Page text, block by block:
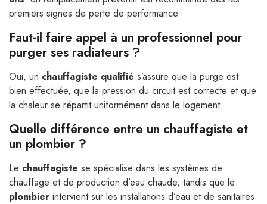
premiers signes de perte de performance.
Faut-il faire appel à un professionnel pour
purger ses radiateurs ?
Oui, un chauffagiste qualifié s’assure que la purge est
bien effectuée, que la pression du circuit est correcte et que
la chaleur se répartit uniformément dans le logement.
Quelle différence entre un chauffagiste et
un plombier ?
Le chauffagiste se spécialise dans les systèmes de
chauffage et de production d’eau chaude, tandis que le
plombier intervient sur les installations d’eau et de sanitaires.